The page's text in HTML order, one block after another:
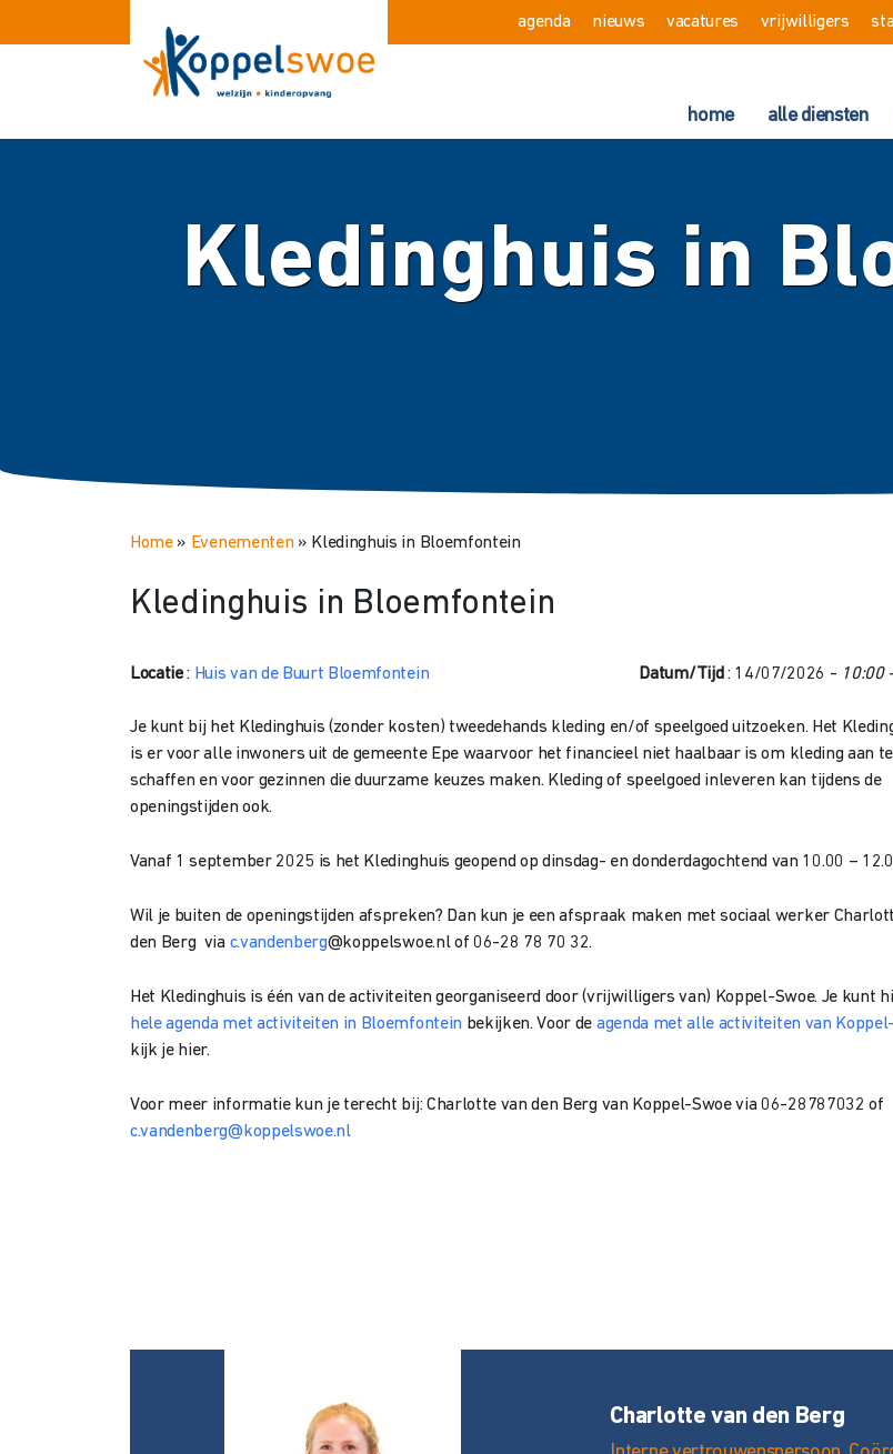
agenda nieuws vacatures vrijwilligers
home alle diensten
Kledinghuis in
Home» Evenementen» Kledinghuis in Bloemfontein
Kledinghuis in Bloemfontein
Locatie: Huis van de Buurt Bloemfontein Datum/Tijd : 14/07/2026 - 10:00
Je kunt bij het Kledinghuis (zonder kosten) tweedehands kleding en/of speelgoed uitzoeken. Het
is er voor alle inwoners uit de gemeente Epe waarvoor het financieel niet haalbaar is om kleding aan te
schaffen en voor gezinnen die duurzame keuzes maken. Kleding of speelgoed inleveren kan tijdens de
openingstijden ook.
Vanaf 1 september 2025 is het Kledinghuis geopend op dinsdag- en donderdagochtend van 10.00 –
Wil je buiten de openingstijden afspreken? Dan kun je een afspraak maken met sociaal werker
den Berg via c.vandenberg@koppelswoe.nl of 06-28 78 70 32.
Het Kledinghuis is één van de activiteiten georganiseerd door (vrijwilligers van) Koppel-Swoe. Je kunt
hele agenda met activiteiten in Bloemfontein bekijken. Voor de agenda met alle activiteiten van
kijk je hier.
Voor meer informatie kun je terecht bij: Charlotte van den Berg van Koppel-Swoe via 06-28787032 of
c.vandenberg@koppelswoe.nl
Charlotte van den Berg